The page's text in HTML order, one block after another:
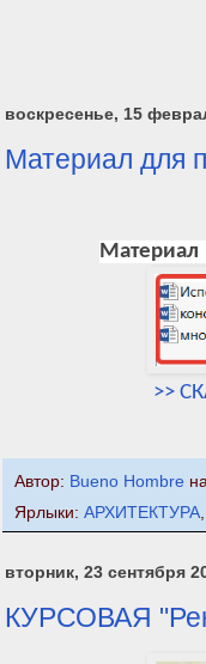
воскресенье, 15
Материал для
Материал
>>
Автор: Bueno Hombre
Ярлыки: АРХИТЕКТУРА
вторник, 23 сентября
КУРСОВАЯ